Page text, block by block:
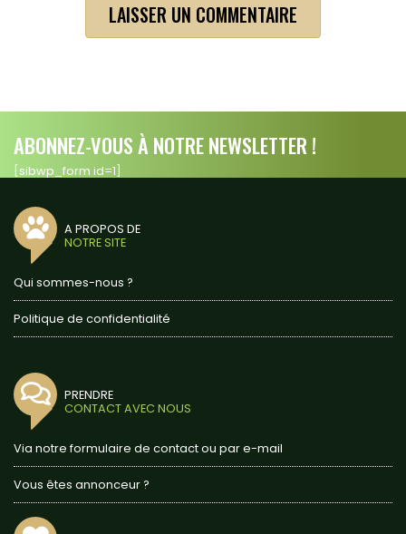
ABONNEZ-VOUS À NOTRE NEWSLETTER !
[sibwp_form id=1]
A PROPOS DE
NOTRE SITE
Qui sommes-nous ?
Politique de confidentialité
PRENDRE
CONTACT AVEC NOUS
Via notre formulaire de contact ou par e-mail
Vous êtes annonceur ?